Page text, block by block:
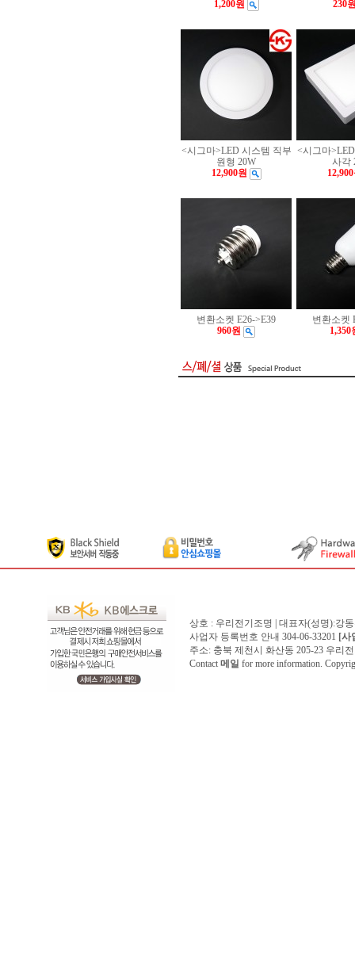
1,200원 230
<시그마>LED 시스템 직부
원형 20W
12,900원
<시그마
사각
변환소켓 E26->E39
960원
변환소켓
1,350
상호 : 우리전기조명 | 대표자(성명):강
사업자 등록번호 안내 304-06-33201 [사
주소: 충북 제천시 화산동 205-23 우리
Contact 메일 for more information.